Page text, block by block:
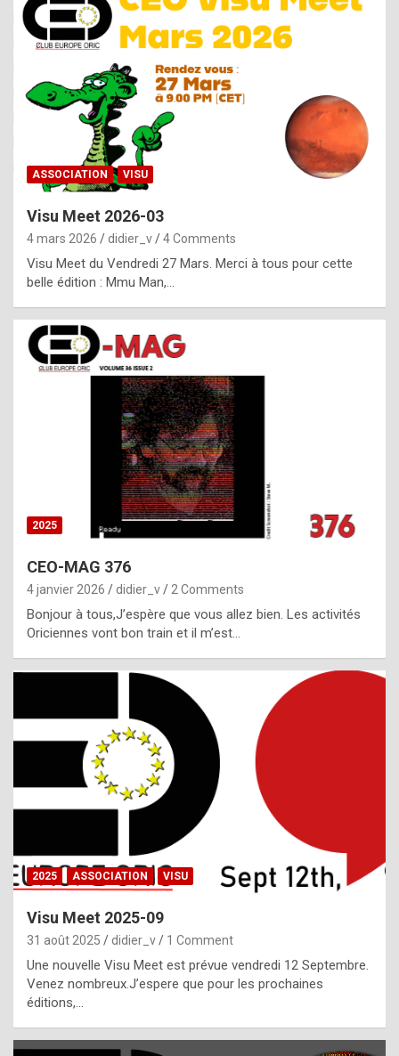
n
e
R
o
p
l
c
h
i
s
t
o
r
p
e
c
i
l
,
g
h
t
f
ASSOCIATION VISU
Visu Meet 2026-03
4 mars 2026 didier_v 4 Comments
Visu Meet du Vendredi 27 Mars. Merci à tous pour cette
belle édition : Mmu Man,…
2025
CEO-MAG 376
4 janvier 2026 didier_v 2 Comments
Bonjour à tous,J’espère que vous allez bien. Les activités
Oriciennes vont bon train et il m’est…
2025 ASSOCIATION VISU
Visu Meet 2025-09
31 août 2025 didier_v 1 Comment
Une nouvelle Visu Meet est prévue vendredi 12 Septembre.
Venez nombreux.J’espere que pour les prochaines
éditions,…